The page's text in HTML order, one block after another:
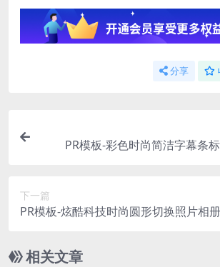
分享
PR模板-彩色时尚简洁字幕条
下一篇
PR模板-炫酷科技时尚圆形切换照片相
相关文章